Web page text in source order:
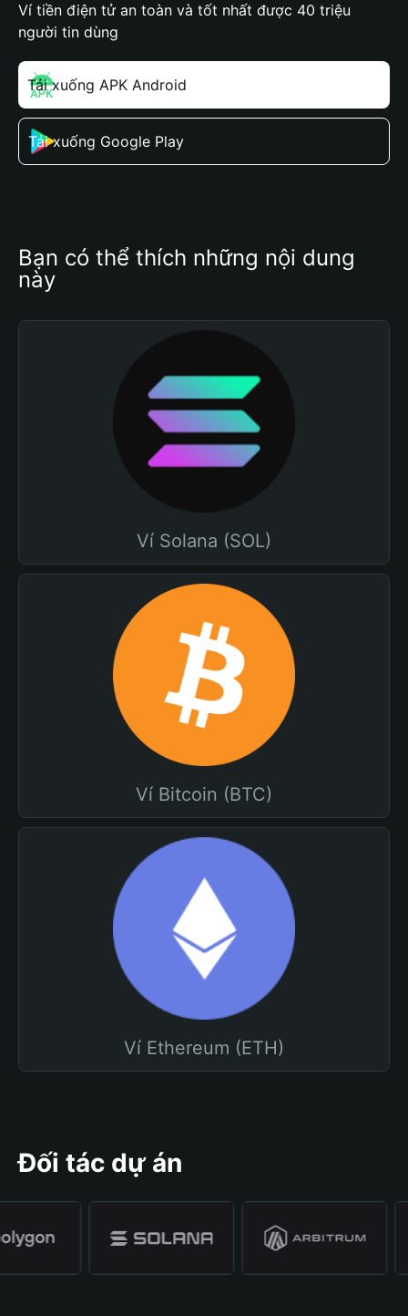
Ví tiền điện tử an toàn và tốt nhất được 40 triệu
người tin dùng
Tải xuống APK Android
Tải xuống Google Play
Bạn có thể thích những nội dung
này
Ví Solana (SOL)
Ví Bitcoin (BTC)
Ví Ethereum (ETH)
Đối tác dự án